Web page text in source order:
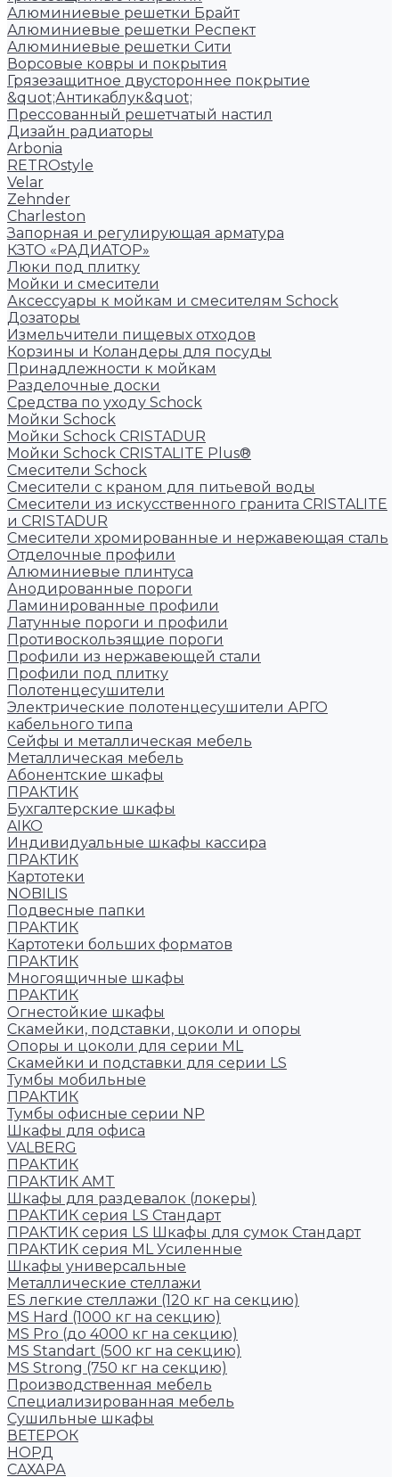
Алюминиевые решетки Брайт
Алюминиевые решетки Респект
Алюминиевые решетки Сити
Ворсовые ковры и покрытия
Грязезащитное двустороннее покрытие
&quot;Антикаблук&quot;
Прессованный решетчатый настил
Дизайн радиаторы
Arbonia
RETROstyle
Velar
Zehnder
Charleston
Запорная и регулирующая арматура
КЗТО «РАДИАТОР»
Люки под плитку
Мойки и смесители
Аксессуары к мойкам и смесителям Schock
Дозаторы
Измельчители пищевых отходов
Корзины и Коландеры для посуды
Принадлежности к мойкам
Разделочные доски
Средства по уходу Schock
Мойки Schock
Мойки Schock CRISTADUR
Мойки Schock CRISTALITE Plus®
Смесители Schock
Cмесители с краном для питьевой воды
Смесители из искуcственного гранита CRISTALITE
и CRISTADUR
Смесители хромированные и нержавеющая сталь
Отделочные профили
Алюминиевые плинтуса
Анодированные пороги
Ламинированные профили
Латунные пороги и профили
Противоскользящие пороги
Профили из нержавеющей стали
Профили под плитку
Полотенцесушители
Электрические полотенцесушители АРГО
кабельного типа
Сейфы и металлическая мебель
Металлическая мебель
Абонентские шкафы
ПРАКТИК
Бухгалтерские шкафы
AIKO
Индивидуальные шкафы кассира
ПРАКТИК
Картотеки
NOBILIS
Подвесные папки
ПРАКТИК
Картотеки больших форматов
ПРАКТИК
Многоящичные шкафы
ПРАКТИК
Огнестойкие шкафы
Скамейки, подставки, цоколи и опоры
Опоры и цоколи для серии ML
Скамейки и подставки для серии LS
Тумбы мобильные
ПРАКТИК
Тумбы офисные серии NP
Шкафы для офиса
VALBERG
ПРАКТИК
ПРАКТИК AMT
Шкафы для раздевалок (локеры)
ПРАКТИК cерия LS Стандарт
ПРАКТИК серия LS Шкафы для сумок Стандарт
ПРАКТИК серия ML Усиленные
Шкафы универсальные
Металлические стеллажи
ES легкие стеллажи (120 кг на секцию)
MS Hard (1000 кг на секцию)
MS Pro (до 4000 кг на секцию)
MS Standart (500 кг на секцию)
MS Strong (750 кг на секцию)
Производственная мебель
Cпециализированная мебель
Cушильные шкафы
ВЕТЕРОК
НОРД
САХАРА